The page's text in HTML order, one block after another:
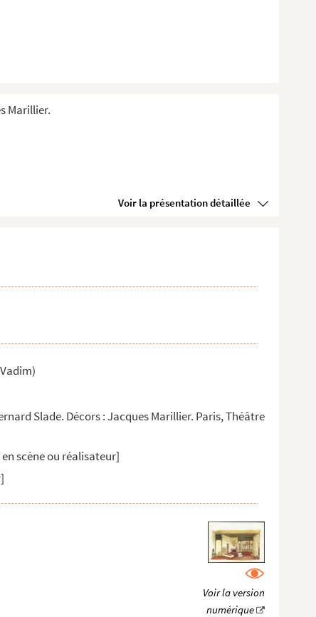
Marillier.
Voir la présentation détaillée
Slade. Décors : Jacques Marillier. Paris, Théâtre
scène ou réalisateur]